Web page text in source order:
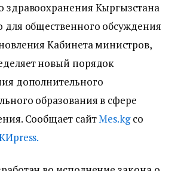
здравоохранения Кыргызстана
для общественного обсуждения
Кабинета министров,
новый порядок
дополнительного
образования в сфере
Сообщает сайтМes.kgсо